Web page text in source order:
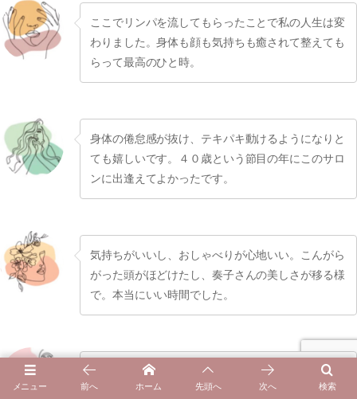
ここでリンパを流してもらったことで私の人生は変
わりました。身体も顔も気持ちも癒されて整えても
らって最高のひと時。
身体の倦怠感が抜け、テキパキ動けるようになりと
ても嬉しいです。４０歳という節目の年にこのサロ
ンに出逢えてよかったです。
気持ちがいいし、おしゃべりが心地いい。こんがら
がった頭がほどけたし、奏子さんの美しさが移る様
で。本当にいい時間でした。
身体の余分な水分が抜ける魔法のような施術です。
いろいろな気づきもあって感謝感謝。クーナは私の
メニュー 検索
前へ ホーム 先頭へ 次へ